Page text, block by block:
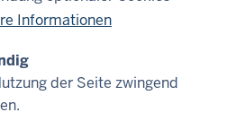
Informationen
der Seite zwingend